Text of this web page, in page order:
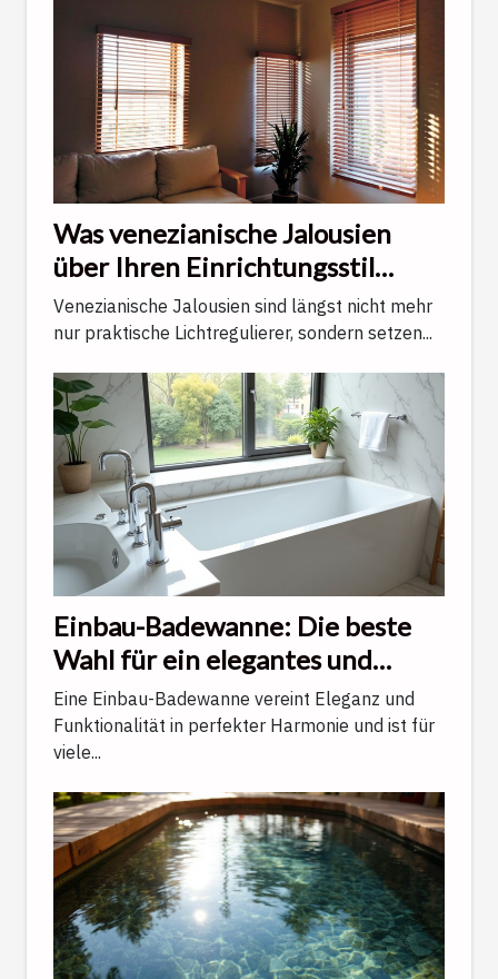
Was venezianische Jalousien
über Ihren Einrichtungsstil
verraten
Venezianische Jalousien sind längst nicht mehr
nur praktische Lichtregulierer, sondern setzen...
Einbau-Badewanne: Die beste
Wahl für ein elegantes und
funktionales Badezimmer
Eine Einbau-Badewanne vereint Eleganz und
Funktionalität in perfekter Harmonie und ist für
viele...